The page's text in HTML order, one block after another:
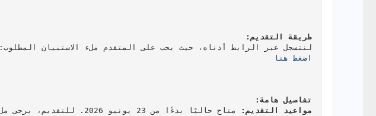
طريقة التقديم:
لنتسجل عبر الرابط أدناه، حيث يجب على المتقدم ملء الاستبيان المطلوب:
اضغط هنا
تفاصيل هامة:
مواعيد التقديم: